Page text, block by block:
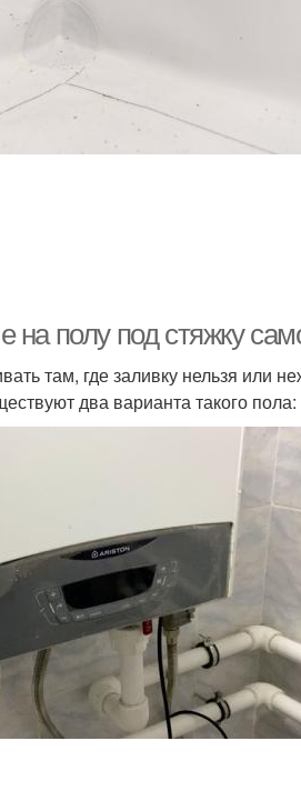
на полу под стяжку
там, где заливку нельзя или
два варианта такого пола: